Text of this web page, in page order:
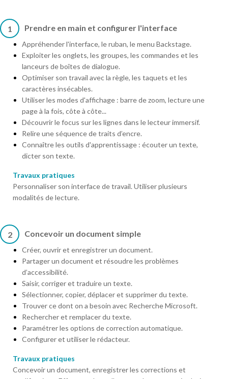
1 Prendre en main et configurer l'interface
Appréhender l'interface, le ruban, le menu Backstage.
Exploiter les onglets, les groupes, les commandes et les
lanceurs de boîtes de dialogue.
Optimiser son travail avec la règle, les taquets et les
caractères insécables.
Utiliser les modes d'affichage : barre de zoom, lecture une
page à la fois, côte à côte...
Découvrir le focus sur les lignes dans le lecteur immersif.
Relire une séquence de traits d’encre.
Connaître les outils d'apprentissage : écouter un texte,
dicter son texte.
Travaux pratiques
Personnaliser son interface de travail. Utiliser plusieurs
modalités de lecture.
2 Concevoir un document simple
Créer, ouvrir et enregistrer un document.
Partager un document et résoudre les problèmes
d’accessibilité.
Saisir, corriger et traduire un texte.
Sélectionner, copier, déplacer et supprimer du texte.
Trouver ce dont on a besoin avec Recherche Microsoft.
Rechercher et remplacer du texte.
Paramétrer les options de correction automatique.
Configurer et utiliser le rédacteur.
Travaux pratiques
Concevoir un document, enregistrer les corrections et